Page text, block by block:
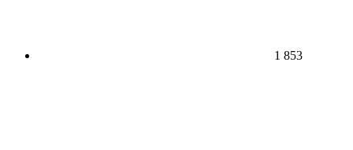
1 853